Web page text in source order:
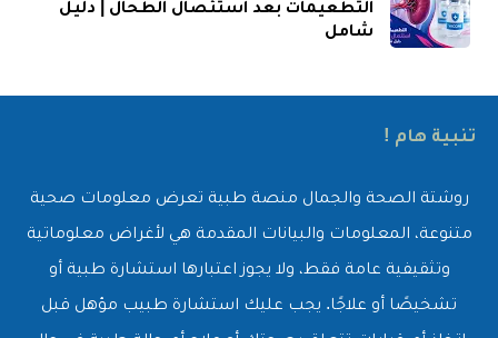
التطعيمات بعد استئصال الطحال | دليل
شامل
تنبية هام !
روشتة الصحة والجمال منصة طبية تعرض معلومات صحية
متنوعة، المعلومات والبيانات المقدمة هي لأغراض معلوماتية
وتثقيفية عامة فقط، ولا يجوز اعتبارها استشارة طبية أو
تشخيصًا أو علاجًا. يجب عليك استشارة طبيب مؤهل قبل